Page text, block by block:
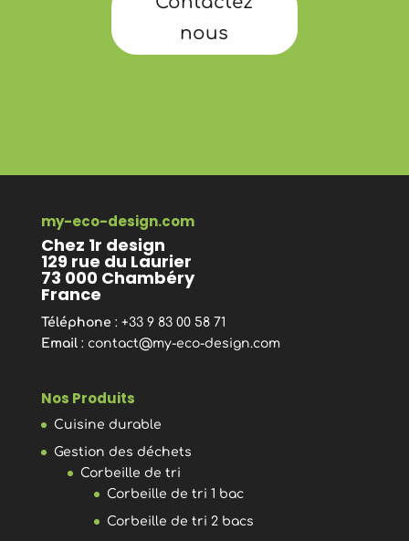
nous
my-eco-design.com
Chez 1r design
129 rue du Laurier
73 000 Chambéry
France
Téléphone : +33 9 83 00 58 71
Email: contact@my-eco-design.com
Nos Produits
Cuisine durable
Gestion des déchets
Corbeille de tri
Corbeille de tri 1 bac
Corbeille de tri 2 bacs